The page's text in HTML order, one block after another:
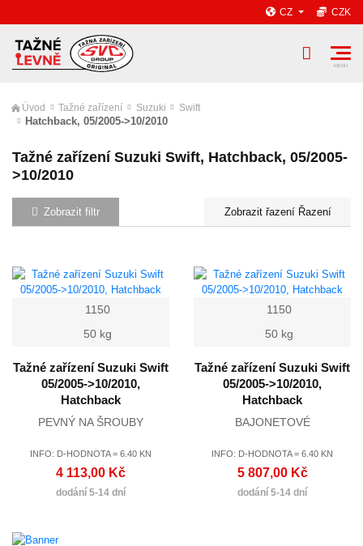
CZ CZK
Úvod Tažné zařízení Suzuki Swift
Hatchback, 05/2005->10/2010
Tažné zařízení Suzuki Swift, Hatchback, 05/2005-
>10/2010
Zobrazit filtr Řazení
1150
50 kg
Tažné zařízení Suzuki Swift
05/2005->10/2010,
Hatchback
PEVNÝ NA ŠROUBY
INFO: D-HODNOTA = 6.40 KN
4 113,00 Kč
dodání 5-14 dní
1150
50 kg
Tažné zařízení Suzuki Swift
05/2005->10/2010,
Hatchback
BAJONETOVÉ
INFO: D-HODNOTA = 6.40 KN
5 807,00 Kč
dodání 5-14 dní